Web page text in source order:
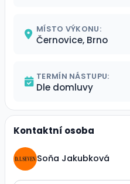
MÍSTO VÝKONU:
Černovice, Brno
TERMÍN NÁSTUPU:
Dle domluvy
Kontaktní osoba
Soňa Jakubková